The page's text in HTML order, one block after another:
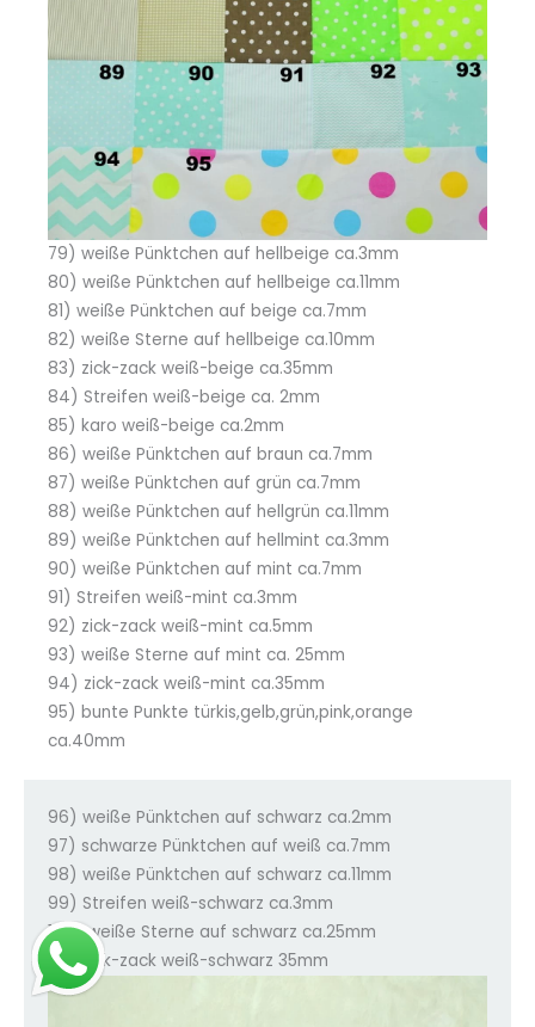
79) weiße Pünktchen auf hellbeige ca.3mm
80) weiße Pünktchen auf hellbeige ca.11mm
81) weiße Pünktchen auf beige ca.7mm
82) weiße Sterne auf hellbeige ca.10mm
83) zick-zack weiß-beige ca.35mm
84) Streifen weiß-beige ca. 2mm
85) karo weiß-beige ca.2mm
86) weiße Pünktchen auf braun ca.7mm
87) weiße Pünktchen auf grün ca.7mm
88) weiße Pünktchen auf hellgrün ca.11mm
89) weiße Pünktchen auf hellmint ca.3mm
90) weiße Pünktchen auf mint ca.7mm
91) Streifen weiß-mint ca.3mm
92) zick-zack weiß-mint ca.5mm
93) weiße Sterne auf mint ca. 25mm
94) zick-zack weiß-mint ca.35mm
95) bunte Punkte türkis,gelb,grün,pink,orange
ca.40mm
96) weiße Pünktchen auf schwarz ca.2mm
97) schwarze Pünktchen auf weiß ca.7mm
98) weiße Pünktchen auf schwarz ca.11mm
99) Streifen weiß-schwarz ca.3mm
100) weiße Sterne auf schwarz ca.25mm
101) zick-zack weiß-schwarz 35mm